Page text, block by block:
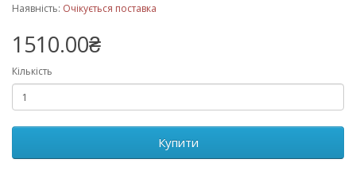
Наявність: Очікується поставка
1510.00₴
Кількість
Купити